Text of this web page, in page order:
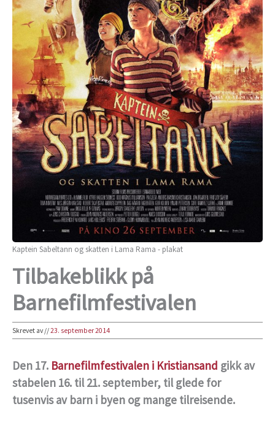
Kaptein Sabeltann og skatten i Lama Rama - plakat
Tilbakeblikk på
Barnefilmfestivalen
Skrevet av//23. september 2014
Den 17. Barnefilmfestivalen i Kristiansand gikk av
stabelen 16. til 21. september, til glede for
tusenvis av barn i byen og mange tilreisende.